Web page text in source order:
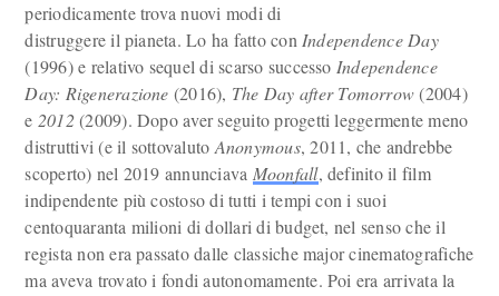
periodicamente trova nuovi modi di
distruggere il pianeta. Lo ha fatto con Independence Day
(1996) e relativo sequel di scarso successo Independence
Day: Rigenerazione (2016), The Day after Tomorrow(2004)
e 2012(2009). Dopo aver seguito progetti leggermente meno
distruttivi (e il sottovaluto Anonymous, 2011, che andrebbe
scoperto) nel 2019 annunciava Moonfall, definito il film
indipendente più costoso di tutti i tempi con i suoi
centoquaranta milioni di dollari di budget, nel senso che il
regista non era passato dalle classiche major cinematografiche
ma aveva trovato i fondi autonomamente. Poi era arrivata la